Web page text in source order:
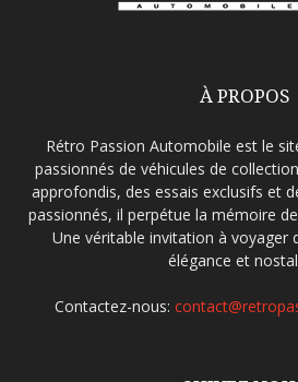
À PROPOS
Rétro Passion Automobile est le
passionnés de véhicules de
approfondis, des essais exclusifs et
passionnés, il perpétue la mémoire
Une véritable invitation à voyager
élégance et
Contactez-nous: